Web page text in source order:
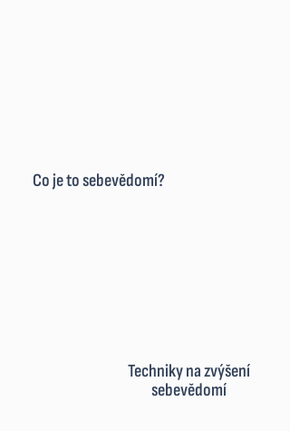
Co je to sebevědomí?
Techniky na zvýšení
sebevědomí